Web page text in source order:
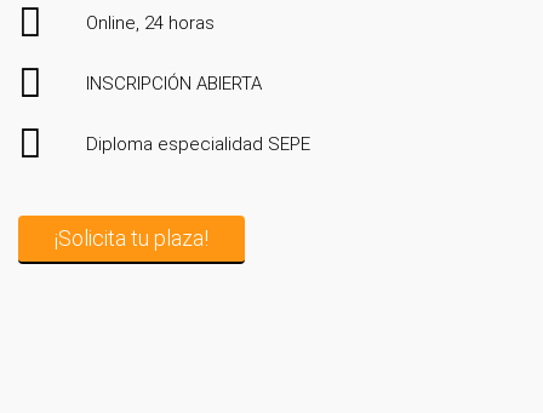
Online, 24 horas
INSCRIPCIÓN ABIERTA
Diploma especialidad SEPE
¡Solicita tu plaza!